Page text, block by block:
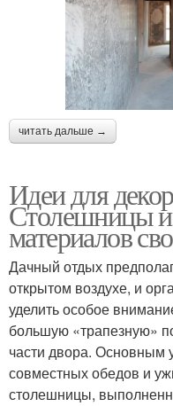
читать дальше →
Идеи для
Столешницы
материалов
Дачный отдых
открытом воздухе, и
уделить особое
большую «трапезную»
части двора. Основным
совместных обедов и
столешницы,